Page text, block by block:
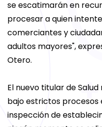
se escatimarán en
procesar a quien
comerciantes y
adultos mayores",
Otero.
El nuevo titular de
bajo estrictos procesos
inspección de